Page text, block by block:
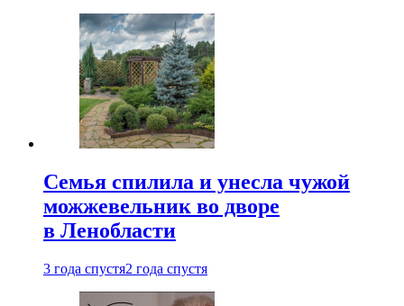
Семья спилила и унесла чужой
можжевельник во дворе
в Ленобласти
3 года спустя2 года спустя